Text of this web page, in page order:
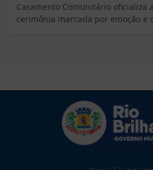
Casamento Comunitário oficializa
cerimônia marcada por emoção e